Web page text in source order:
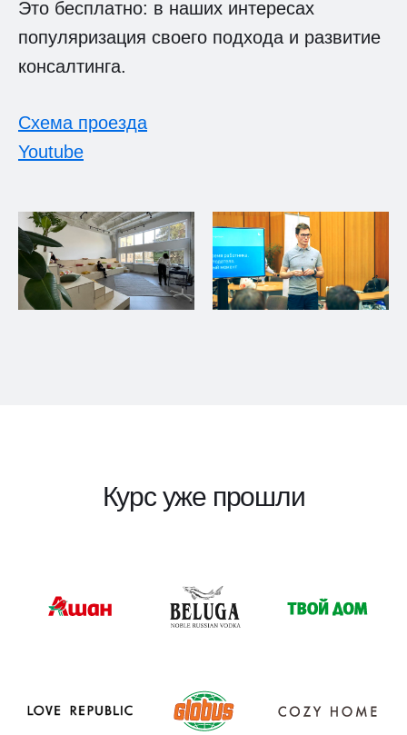
Это бесплатно: в наших интересах
популяризация своего подхода и развитие
консалтинга.
Схема проезда
Youtube
Курс уже прошли